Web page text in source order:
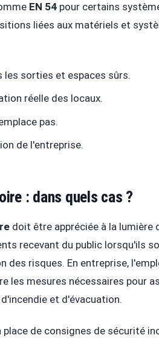
EN 54 pour certains
liées aux matériels et
les sorties et espaces sûrs.
réelle des locaux.
pas.
de l'entreprise.
: dans quels cas ?
doit être appréciée à la lumière
recevant du public lorsqu'ils
des risques. En entreprise,
les mesures nécessaires pour
et d'évacuation.
de consignes de sécurité